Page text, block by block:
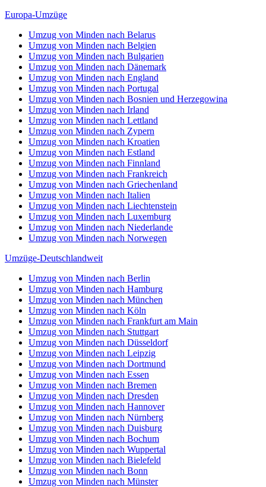
Europa-Umzüge
Umzug von Minden nach Belarus
Umzug von Minden nach Belgien
Umzug von Minden nach Bulgarien
Umzug von Minden nach Dänemark
Umzug von Minden nach England
Umzug von Minden nach Portugal
Umzug von Minden nach Bosnien und Herzegowina
Umzug von Minden nach Irland
Umzug von Minden nach Lettland
Umzug von Minden nach Zypern
Umzug von Minden nach Kroatien
Umzug von Minden nach Estland
Umzug von Minden nach Finnland
Umzug von Minden nach Frankreich
Umzug von Minden nach Griechenland
Umzug von Minden nach Italien
Umzug von Minden nach Liechtenstein
Umzug von Minden nach Luxemburg
Umzug von Minden nach Niederlande
Umzug von Minden nach Norwegen
Umzüge-Deutschlandweit
Umzug von Minden nach Berlin
Umzug von Minden nach Hamburg
Umzug von Minden nach München
Umzug von Minden nach Köln
Umzug von Minden nach Frankfurt am Main
Umzug von Minden nach Stuttgart
Umzug von Minden nach Düsseldorf
Umzug von Minden nach Leipzig
Umzug von Minden nach Dortmund
Umzug von Minden nach Essen
Umzug von Minden nach Bremen
Umzug von Minden nach Dresden
Umzug von Minden nach Hannover
Umzug von Minden nach Nürnberg
Umzug von Minden nach Duisburg
Umzug von Minden nach Bochum
Umzug von Minden nach Wuppertal
Umzug von Minden nach Bielefeld
Umzug von Minden nach Bonn
Umzug von Minden nach Münster